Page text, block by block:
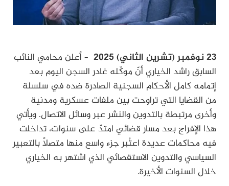
23 نوفمبر (تشرين الثاني) 2025
– أعلن محامي النائب
السابق راشد الخياري أنّ موكّله غادر السجن اليوم بعد
إتمامه كامل الأحكام السجنية الصادرة ضده في سلسلة
من القضايا التي تراوحت بين ملفات عسكرية ومدنية
وأخرى مرتبطة بالتدوين والنشر عبر وسائل الاتصال. ويأتي
هذا الإفراج بعد مسار قضائي امتدّ على سنوات، تداخلت
فيه محاكمات عديدة اعتُبر جزء واسع منها متصلاً بالتعبير
السياسي والتدوين الاستقصائي الذي اشتهر به الخياري
خلال السنوات الأخيرة.